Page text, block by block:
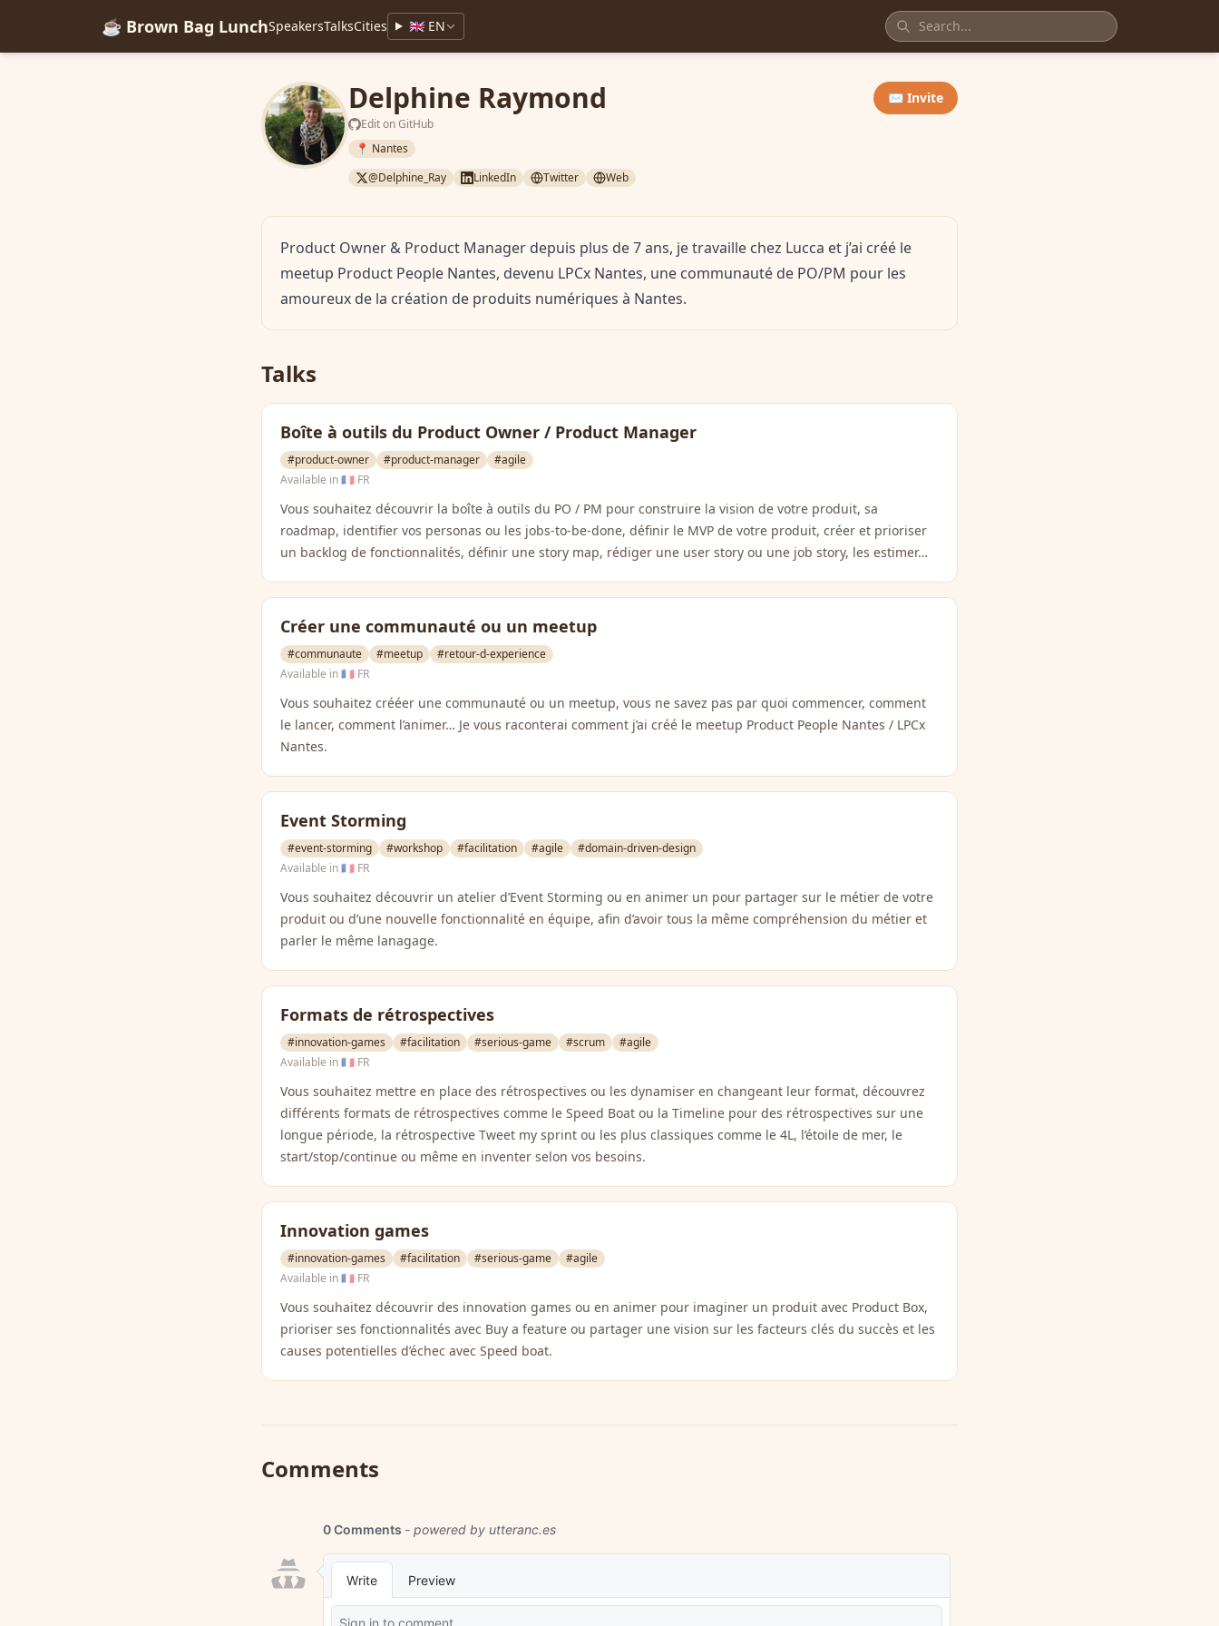
☕ Brown Bag LunchSpeakersTalksCities 🇬🇧 EN
Delphine Raymond
Edit on GitHub
✉️ Invite
📍 Nantes
@Delphine_Ray
LinkedIn Twitter Web
Product Owner & Product Manager depuis plus de 7 ans, je travaille chez Lucca et j’ai créé le
meetup Product People Nantes, devenu LPCx Nantes, une communauté de PO/PM pour les
amoureux de la création de produits numériques à Nantes.
Talks
Boîte à outils du Product Owner / Product Manager
#product-owner #product-manager
#agile
Available in🇫🇷 FR
Vous souhaitez découvrir la boîte à outils du PO / PM pour construire la vision de votre produit, sa
roadmap, identifier vos personas ou les jobs-to-be-done, définir le MVP de votre produit, créer et prioriser
un backlog de fonctionnalités, définir une story map, rédiger une user story ou une job story, les estimer…
Créer une communauté ou un meetup
#communaute #meetup
#retour-d-experience
Available in🇫🇷 FR
Vous souhaitez crééer une communauté ou un meetup, vous ne savez pas par quoi commencer, comment
le lancer, comment l’animer… Je vous raconterai comment j’ai créé le meetup Product People Nantes / LPCx
Nantes.
Event Storming
#event-storming #workshop #facilitation #agile
#domain-driven-design
Available in🇫🇷 FR
Vous souhaitez découvrir un atelier d’Event Storming ou en animer un pour partager sur le métier de votre
produit ou d’une nouvelle fonctionnalité en équipe, afin d’avoir tous la même compréhension du métier et
parler le même lanagage.
Formats de rétrospectives
#innovation-games #facilitation #serious-game #scrum
#agile
Available in🇫🇷 FR
Vous souhaitez mettre en place des rétrospectives ou les dynamiser en changeant leur format, découvrez
différents formats de rétrospectives comme le Speed Boat ou la Timeline pour des rétrospectives sur une
longue période, la rétrospective Tweet my sprint ou les plus classiques comme le 4L, l’étoile de mer, le
start/stop/continue ou même en inventer selon vos besoins.
Innovation games
#innovation-games #facilitation #serious-game
#agile
Available in🇫🇷 FR
Vous souhaitez découvrir des innovation games ou en animer pour imaginer un produit avec Product Box,
prioriser ses fonctionnalités avec Buy a feature ou partager une vision sur les facteurs clés du succès et les
causes potentielles d’échec avec Speed boat.
Comments